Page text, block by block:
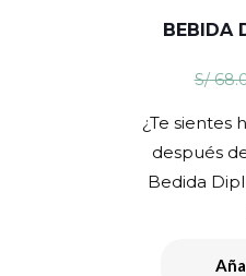
BEBIDA
S/
¿Te sientes
después
Bedida